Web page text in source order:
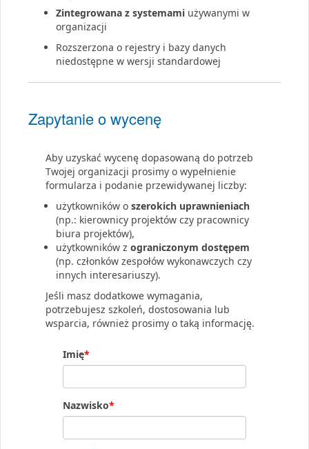
Zintegrowana z systemami używanymi w
organizacji
Rozszerzona o rejestry i bazy danych
niedostępne w wersji standardowej
Zapytanie o wycenę
Aby uzyskać wycenę dopasowaną do potrzeb
Twojej organizacji prosimy o wypełnienie
formularza i podanie przewidywanej liczby:
użytkowników o szerokich uprawnieniach
(np.: kierownicy projektów czy pracownicy
biura projektów),
użytkowników z ograniczonym dostępem
(np. członków zespołów wykonawczych czy
innych interesariuszy).
Jeśli masz dodatkowe wymagania,
potrzebujesz szkoleń, dostosowania lub
wsparcia, również prosimy o taką informację.
Imię*
Nazwisko*